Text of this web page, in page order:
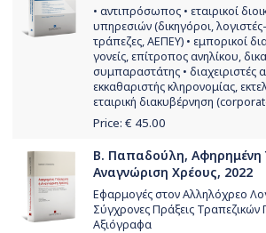
• αντιπρόσωπος • εταιρικοί
υπηρεσιών (δικηγόροι,
τράπεζες, ΑΕΠΕΥ) • εμπορικοί
γονείς, επίτροπος ανηλίκου,
συμπαραστάτης • διαχειριστές
εκκαθαριστής κληρονομίας,
εταιρική διακυβέρνηση
Price: € 45.00
Β. Παπαδούλη, Αφηρημένη
Αναγνώριση Χρέους, 2022
Εφαρμογές στον Αλληλόχρεο
Σύγχρονες Πράξεις
Αξιόγραφα